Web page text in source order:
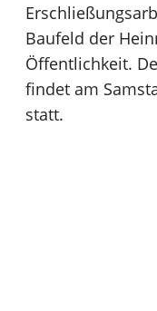
Baufeld der
Öffentlichkeit.
findet am
statt.